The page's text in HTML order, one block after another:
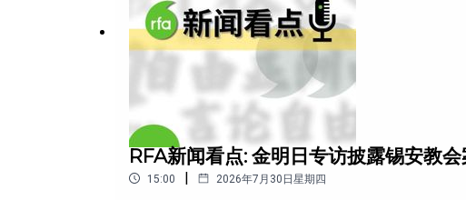
RFA新闻看点: 金明日专访披露锡安教
15:00 | 2026年7月30日星期四